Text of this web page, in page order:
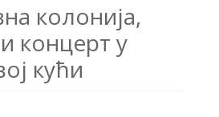
колонија,
концерт у
кући